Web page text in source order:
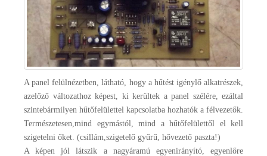
A panel felülnézetben, látható, hogy a hűtést igénylő alkatrészek,
azelőző változathoz képest, ki kerültek a panel szélére, ezáltal
szintebármilyen hűtőfelülettel kapcsolatba hozhatók a félvezetők.
Természetesen,mind egymástól, mind a hűtőfelülettől el kell
szigetelni őket. (csillám,szigetelő gyűrű, hővezető paszta!)
A képen jól látszik a nagyáramú egyenirányító, egyenlőre